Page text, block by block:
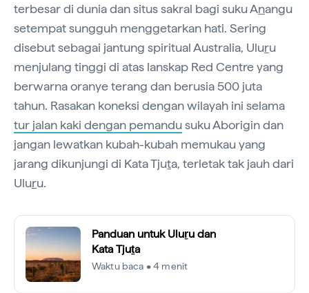
terbesar di dunia dan situs sakral bagi suku Anangu
setempat sungguh menggetarkan hati. Sering
disebut sebagai jantung spiritual Australia, Uluru
menjulang tinggi di atas lanskap Red Centre yang
berwarna oranye terang dan berusia 500 juta
tahun. Rasakan koneksi dengan wilayah ini selama
tur jalan kaki dengan pemandusuku Aborigin dan
jangan lewatkan kubah-kubah memukau yang
jarang dikunjungi di Kata Tjuta, terletak tak jauh dari
Uluru.
Panduan untuk Uluṟu dan
Kata Tjuṯa
Waktu baca • 4 menit